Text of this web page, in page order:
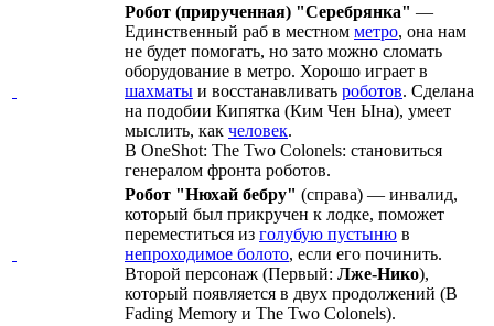
Робот (прирученная) "Серебрянка" —
Единственный раб в местном метро, она нам
не будет помогать, но зато можно сломать
оборудование в метро. Хорошо играет в
шахматы и восстанавливать роботов. Сделана
на подобии Кипятка (Ким Чен Ына), умеет
мыслить, как человек.
B OneShot: The Two Colonels: становиться
генералом фронта роботов.
Робот "Нюхай бебру" (справа) — инвалид,
который был прикручен к лодке, поможет
переместиться из голубую пустыню в
непроходимое болото, если его починить.
Второй персонаж (Первый: Лже-Нико),
который появляется в двух продолжений (В
Fading Memory и The Two Colonels).